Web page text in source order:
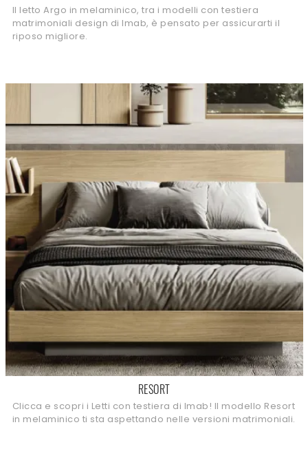
Il letto Argo in melaminico, tra i modelli con testiera
matrimoniali design di Imab, è pensato per assicurarti il
riposo migliore.
RESORT
Clicca e scopri i Letti con testiera di Imab! Il modello Resort
in melaminico ti sta aspettando nelle versioni matrimoniali.